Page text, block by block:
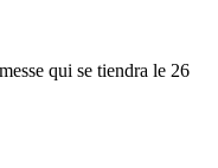
qui se tiendra le 26